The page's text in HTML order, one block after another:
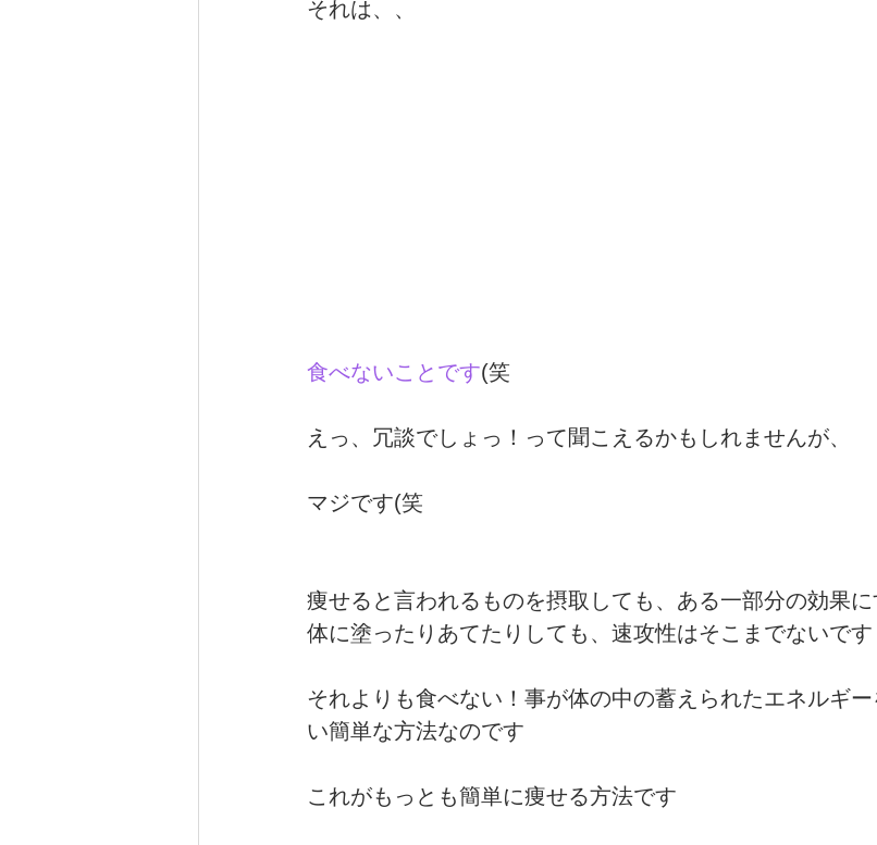
それは、、
食べないことです(笑
えっ、冗談でしょっ！って聞こえるかもしれませんが、
マジです(笑
痩せると言われるものを摂取しても、ある一部分の効果に
体に塗ったりあてたりしても、速攻性はそこまでないです
それよりも食べない！事が体の中の蓄えられたエネルギ
い簡単な方法なのです
これがもっとも簡単に痩せる方法です